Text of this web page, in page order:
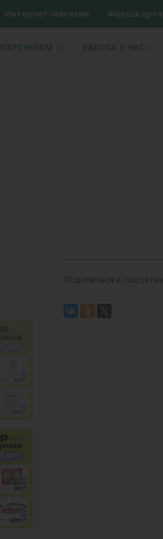
Интернет-магазин ФрешКарта
ПАРТНЕРАМ РАБОТА У НАС
Поделиться в соц.сетях